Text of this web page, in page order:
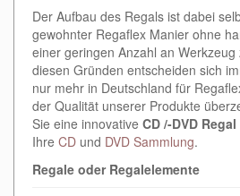
Der Aufbau des Regals ist dabei
gewohnter Regaflex Manier ohne
einer geringen Anzahl an
diesen Gründen entscheiden sich
nur mehr in Deutschland für
der Qualität unserer Produkte
Sie eine innovative CD /-DVD
Ihre CD und DVD Sammlung.
Regale oder Regalelemente